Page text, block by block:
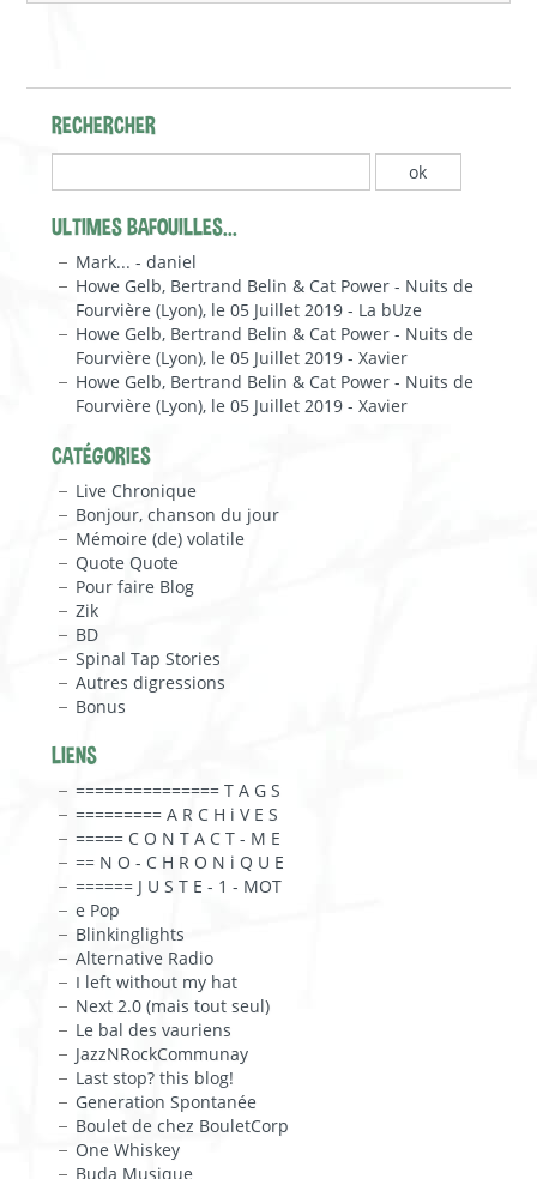
RECHERCHER
ULTIMES BAFOUILLES...
Mark... - daniel
Howe Gelb, Bertrand Belin & Cat Power - Nuits de
Fourvière (Lyon), le 05 Juillet 2019 - La bUze
Howe Gelb, Bertrand Belin & Cat Power - Nuits de
Fourvière (Lyon), le 05 Juillet 2019 - Xavier
Howe Gelb, Bertrand Belin & Cat Power - Nuits de
Fourvière (Lyon), le 05 Juillet 2019 - Xavier
CATÉGORIES
Live Chronique
Bonjour, chanson du jour
Mémoire (de) volatile
Quote Quote
Pour faire Blog
Zik
BD
Spinal Tap Stories
Autres digressions
Bonus
LIENS
=============== T A G S
========= A R C H i V E S
===== C O N T A C T - M E
== N O - C H R O N i Q U E
====== J U S T E - 1 - MOT
e Pop
Blinkinglights
Alternative Radio
I left without my hat
Next 2.0 (mais tout seul)
Le bal des vauriens
JazzNRockCommunay
Last stop? this blog!
Generation Spontanée
Boulet de chez BouletCorp
One Whiskey
Buda Musique